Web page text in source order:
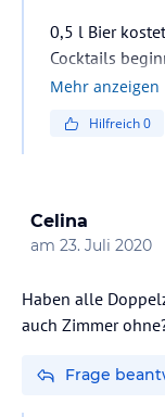
0,5 l Bier
Cocktails
für bessere
Mehr anzeigen
Hilfreich0
Celina
am 23. Juli 2020
Haben alle
auch Zimmer
Frage